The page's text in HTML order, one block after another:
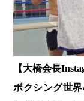
【大橋会長
ボクシング世